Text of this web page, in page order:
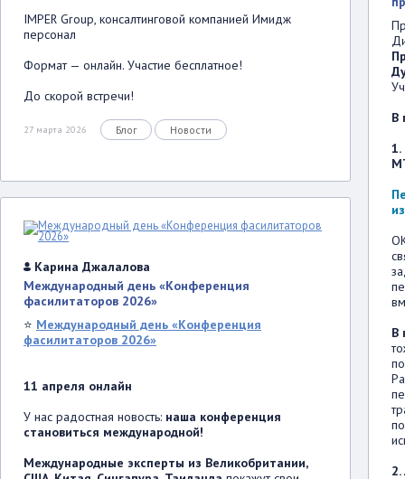
IMPER Group, консалтинговой компанией Имидж
персонал
Формат — онлайн. Участие бесплатное!
До скорой встречи!
27 марта 2026 Блог Новости
Карина Джалалова
Международный день «Конференция
фасилитаторов 2026»
⭐ Международный день «Конференция
фасилитаторов 2026»
11 апреля онлайн
У нас радостная новость: наша конференция
становиться международной!
Международные эксперты из Великобритании,
В
1.
В